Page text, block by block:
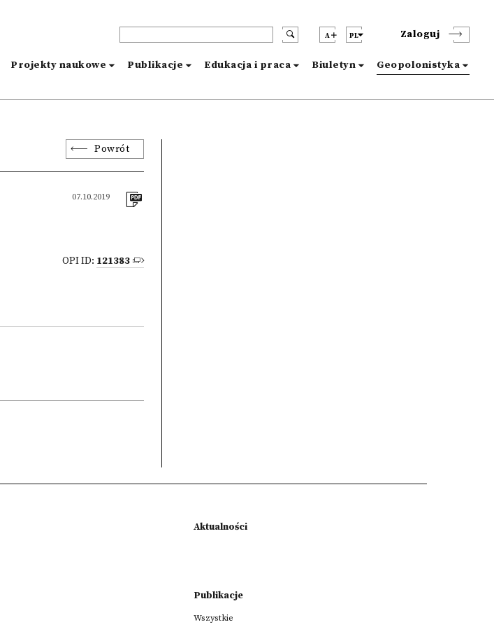
A PL Zaloguj
Projekty naukowe Publikacje Edukacja i praca Biuletyn Geopolonistyka
Powrót
07.10.2019
OPI ID: 121383
Aktualności
Publikacje
Wszystkie